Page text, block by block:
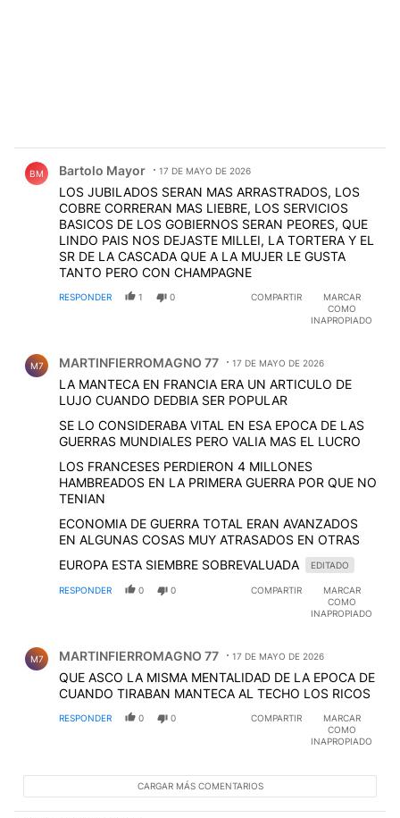
BM Bartolo Mayor 17 DE MAYO DE 2026
LOS JUBILADOS SERAN MAS ARRASTRADOS, LOS
COBRE CORRERAN MAS LIEBRE, LOS SERVICIOS
BASICOS DE LOS GOBIERNOS SERAN PEORES, QUE
LINDO PAIS NOS DEJASTE MILLEI, LA TORTERA Y EL
SR DE LA CASCADA QUE A LA MUJER LE GUSTA
TANTO PERO CON CHAMPAGNE
RESPONDER 1 0 COMPARTIR
MARCAR
COMO
INAPROPIADO
M7 MARTINFIERROMAGNO 77 17 DE MAYO DE 2026
LA MANTECA EN FRANCIA ERA UN ARTICULO DE
LUJO CUANDO DEDBIA SER POPULAR
SE LO CONSIDERABA VITAL EN ESA EPOCA DE LAS
GUERRAS MUNDIALES PERO VALIA MAS EL LUCRO
LOS FRANCESES PERDIERON 4 MILLONES
HAMBREADOS EN LA PRIMERA GUERRA POR QUE NO
TENIAN
ECONOMIA DE GUERRA TOTAL ERAN AVANZADOS
EN ALGUNAS COSAS MUY ATRASADOS EN OTRAS
EUROPA ESTA SIEMBRE SOBREVALUADA
EDITADO
RESPONDER 0 0 COMPARTIR
MARCAR
COMO
INAPROPIADO
M7 MARTINFIERROMAGNO 77 17 DE MAYO DE 2026
QUE ASCO LA MISMA MENTALIDAD DE LA EPOCA DE
CUANDO TIRABAN MANTECA AL TECHO LOS RICOS
RESPONDER 0 0 COMPARTIR
MARCAR
COMO
INAPROPIADO
CARGAR MÁS COMENTARIOS